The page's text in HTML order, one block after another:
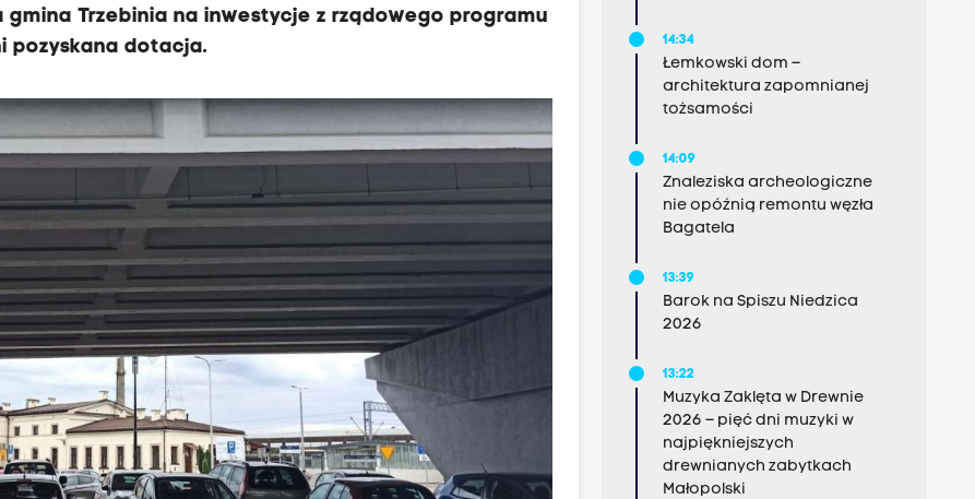
gmina Trzebinia na inwestycje z rządowego programu
pozyskana dotacja.
14:34
Łemkowski dom –
architektura zapomnianej
tożsamości
14:09
Znaleziska archeologiczne
nie opóźnią remontu węzła
Bagatela
13:39
Barok na Spiszu Niedzica
2026
13:22
Muzyka Zaklęta w Drewnie
2026 – pięć dni muzyki w
najpiękniejszych
drewnianych zabytkach
Małopolski